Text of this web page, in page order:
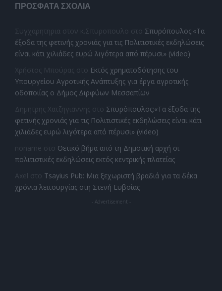
ΠΡΌΣΦΑΤΑ ΣΧΌΛΙΑ
Συγχαρητηρια στον κ.Σπυροπουλο στο Σπυρόπουλος:«Τα
έξοδα της φετινής χρονιάς για τις Πολιτιστικές εκδηλώσεις
είναι κάτι χιλιάδες ευρώ λιγότερα από πέρυσι» (video)
Χρήστος Μπούρας στο Εκτός χρηματοδότησης του
Υπουργείου Αγροτικής Ανάπτυξης για έργα αγροτικής
οδοποιίας ο Δήμος Διρφύων Μεσσαπίων
Δημητρης Χατζηγιαννης στο Σπυρόπουλος:«Τα έξοδα της
φετινής χρονιάς για τις Πολιτιστικές εκδηλώσεις είναι κάτι
χιλιάδες ευρώ λιγότερα από πέρυσι» (video)
noname στο Θετικό βήμα από τη Δημοτική αρχή οι
πολιτιστικές εκδηλώσεις εκτός κεντρικής πλατείας
Axel στο Tsayius Pub: Μια ξεχωριστή βραδιά για τα δέκα
χρόνια λειτουργίας στη Στενή Ευβοίας
- Advertisement -